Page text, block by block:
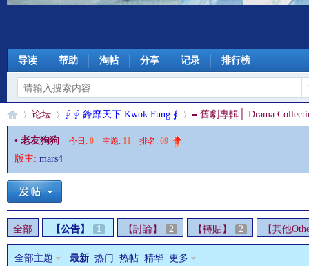
导读 帮助 淘帖 分享 记录 排行榜
§ »
论坛
›
∮ ∮ 鋒靡天下 Kwok Fung ∮
›
≡ 舊劇專輯│ Drama
• 老友狗狗 今日: 0 主题: 11 排名: 69
版主: mars4
全部 【公告】 1 【討論】 2 【轉貼】 2 【其他
全部主题 最新 热门 热帖 精华 更多